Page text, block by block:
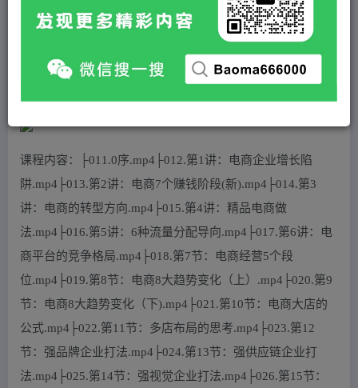
黄金会员 免费 超级会员(永久VIP) 免费
站长QQ：1970819299
课程内容：├011.0序.mp4├012.第1讲：电商企业增长陷
阱.mp4├013.第2讲：电商7个赚钱阶段(新).mp4├014.第3
讲：电商的转型方向.mp4├015.第4讲：精品电商做
法.mp4├016.第5讲：6种流量分配导向.mp4├017.第6讲：电
商平台的竞争格局.mp4├018.第7节：电商经营5个段
位.mp4├019.第8节：电商8大趋势变化（上）.mp4├020.第9
节：电商8大趋势变化（下).mp4├021.第10节：电商大店的
公式.mp4├022.第11节：多店布局的思考.mp4├023.第12
节：强品牌企业打法.mp4├024.第13节：强供应链企业打
法.mp4├025.第14节：强视觉企业打法.mp4├026.第15节：